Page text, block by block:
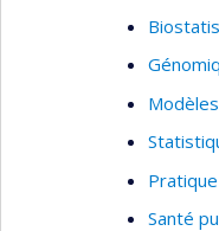
Santé